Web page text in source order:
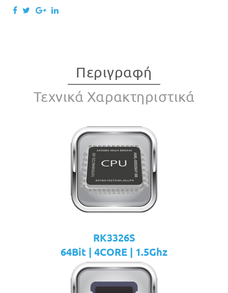
Περιγραφή
Τεχνικά Χαρακτηριστικά
RK3326S
64Bit | 4CORE | 1.5Ghz